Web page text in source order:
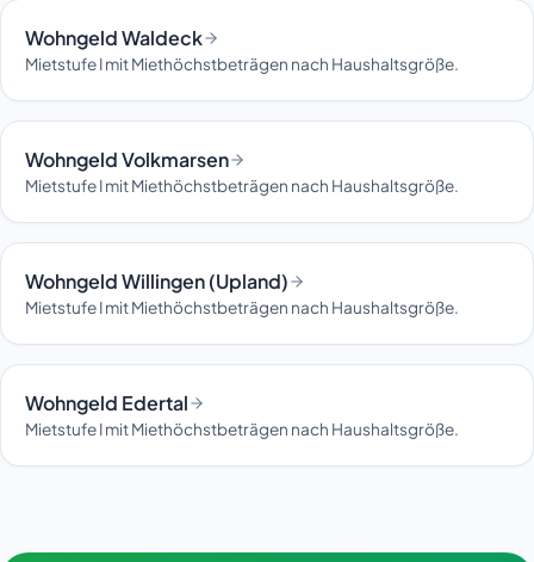
Wohngeld Waldeck
Mietstufe I mit Miethöchstbeträgen nach Haushaltsgröße.
Wohngeld Volkmarsen
Mietstufe I mit Miethöchstbeträgen nach Haushaltsgröße.
Wohngeld Willingen (Upland)
Mietstufe I mit Miethöchstbeträgen nach Haushaltsgröße.
Wohngeld Edertal
Mietstufe I mit Miethöchstbeträgen nach Haushaltsgröße.